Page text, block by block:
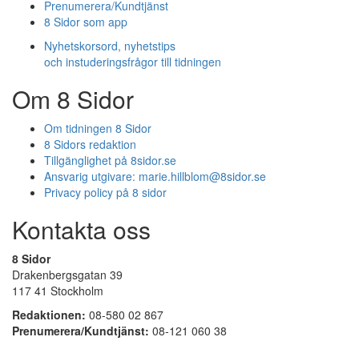
Prenumerera/Kundtjänst
8 Sidor som app
Nyhetskorsord, nyhetstips
och instuderingsfrågor till tidningen
Om 8 Sidor
Om tidningen 8 Sidor
8 Sidors redaktion
Tillgänglighet på 8sidor.se
Ansvarig utgivare: marie.hillblom@8sidor.se
Privacy policy på 8 sidor
Kontakta oss
8 Sidor
Drakenbergsgatan 39
117 41 Stockholm
Redaktionen: 08-580 02 867
Prenumerera/Kundtjänst: 08-121 060 38